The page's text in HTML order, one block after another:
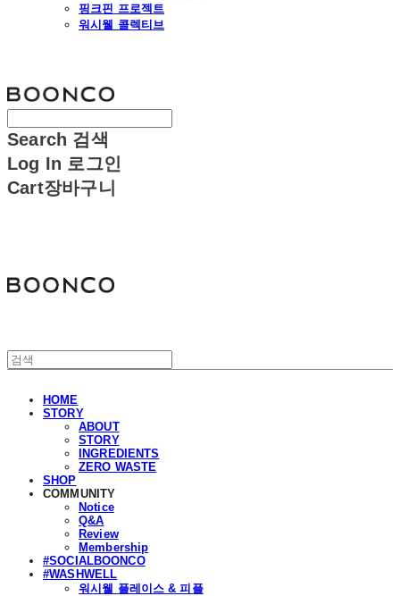
핑크핀 프로젝트
워시웰 콜렉티브
Search 검색
Log In 로그인
Cart장바구니
HOME
STORY
ABOUT
STORY
INGREDIENTS
ZERO WASTE
SHOP
COMMUNITY
Notice
Q&A
Review
Membership
#SOCIALBOONCO
#WASHWELL
워시웰 플레이스 & 피플